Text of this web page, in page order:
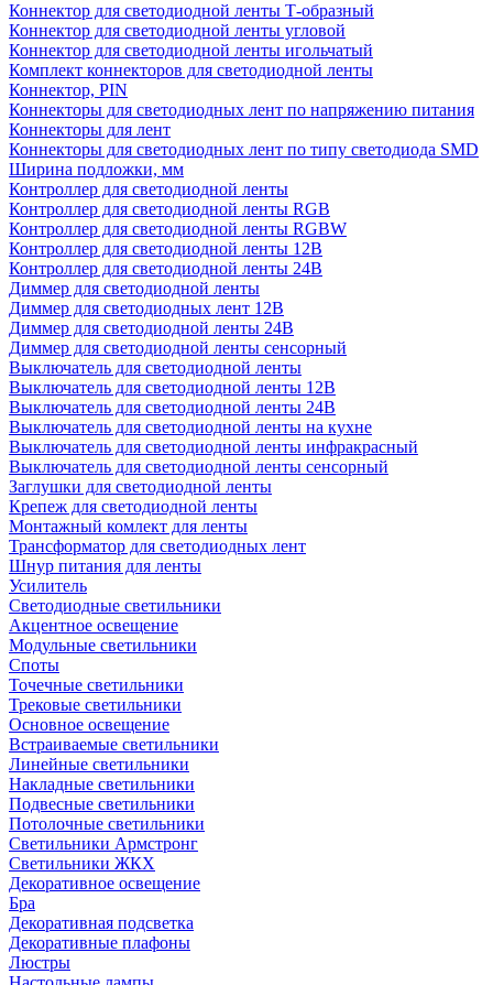
Коннектор для светодиодной ленты Т-образный
Коннектор для светодиодной ленты угловой
Коннектор для светодиодной ленты игольчатый
Комплект коннекторов для светодиодной ленты
Коннектор, PIN
Коннекторы для светодиодных лент по напряжению питания
Коннекторы для лент
Коннекторы для светодиодных лент по типу светодиода SMD
Ширина подложки, мм
Контроллер для светодиодной ленты
Контроллер для светодиодной ленты RGB
Контроллер для светодиодной ленты RGBW
Контроллер для светодиодной ленты 12В
Контроллер для светодиодной ленты 24В
Диммер для светодиодной ленты
Диммер для светодиодных лент 12В
Диммер для светодиодной ленты 24В
Диммер для светодиодной ленты сенсорный
Выключатель для светодиодной ленты
Выключатель для светодиодной ленты 12В
Выключатель для светодиодной ленты 24В
Выключатель для светодиодной ленты на кухне
Выключатель для светодиодной ленты инфракрасный
Выключатель для светодиодной ленты сенсорный
Заглушки для светодиодной ленты
Крепеж для светодиодной ленты
Монтажный комлект для ленты
Трансформатор для светодиодных лент
Шнур питания для ленты
Усилитель
Светодиодные светильники
Акцентное освещение
Модульные светильники
Споты
Точечные светильники
Трековые светильники
Основное освещение
Встраиваемые светильники
Линейные светильники
Накладные светильники
Подвесные светильники
Потолочные светильники
Светильники Армстронг
Светильники ЖКХ
Декоративное освещение
Бра
Декоративная подсветка
Декоративные плафоны
Люстры